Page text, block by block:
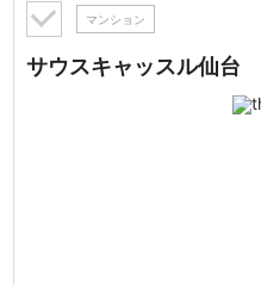
マンション
サウスキャッスル仙台